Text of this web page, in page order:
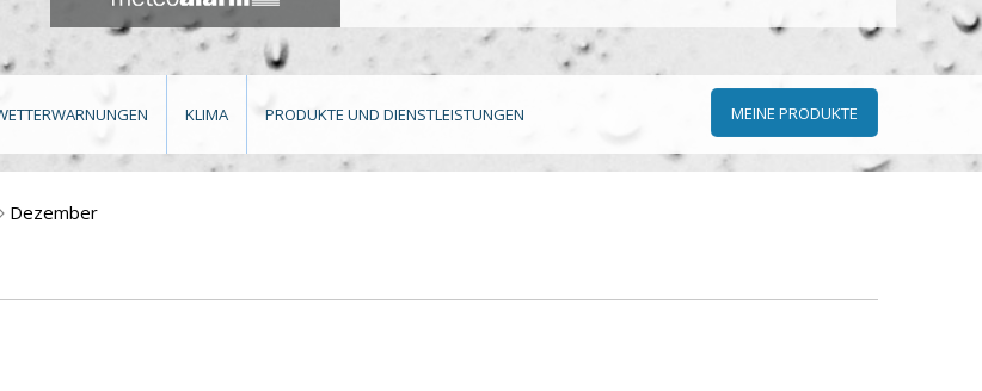
KLIMA PRODUKTE UND DIENSTLEISTUNGEN MEINE PRODUKTE
> Dezember